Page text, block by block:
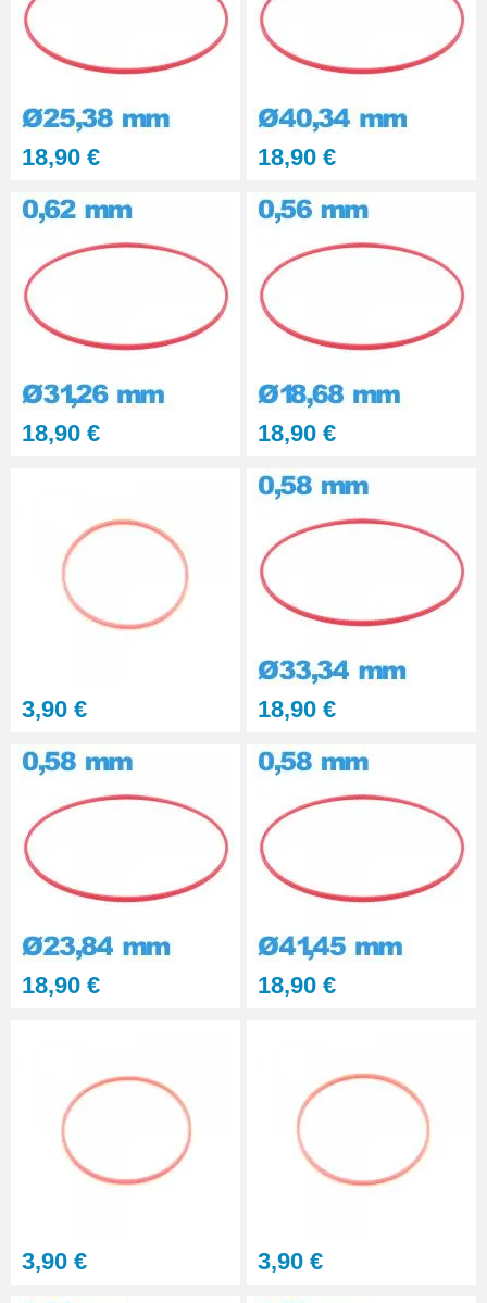
Lubrijoint – Graisse pour Joint
de Montre étanche
18,90 € 18,90 €
18,90 € 18,90 €
3,90 € 18,90 €
18,90 € 18,90 €
3,90 € 3,90 €